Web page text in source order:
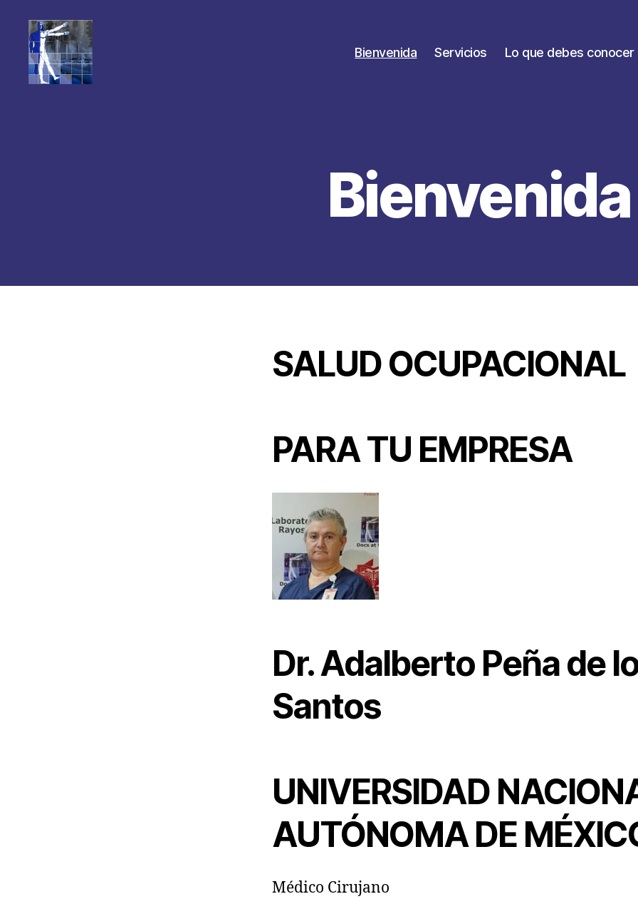
Bienvenida Servicios Lo que debes conocer
Bienvenida
SALUD OCUPACIONAL
PARA TU EMPRESA
Dr. Adalberto Peña de
Santos
UNIVERSIDAD
AUTÓNOMA DE
Médico Cirujano